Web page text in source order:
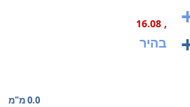
, 16.08
בהיר
0.0 מ"מ